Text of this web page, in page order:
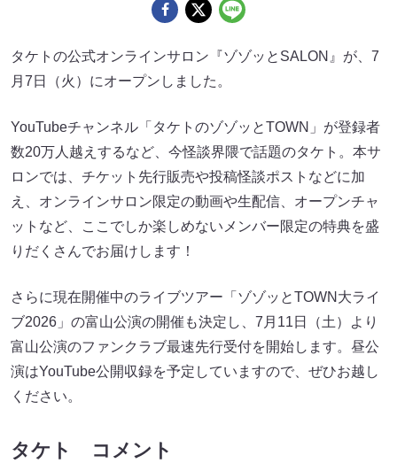
タケトの公式オンラインサロン『ゾゾッとSALON』が、7
月7日（火）にオープンしました。
YouTubeチャンネル「タケトのゾゾッとTOWN」が登録者
数20万人越えするなど、今怪談界隈で話題のタケト。本サ
ロンでは、チケット先行販売や投稿怪談ポストなどに加
え、オンラインサロン限定の動画や生配信、オープンチャ
ットなど、ここでしか楽しめないメンバー限定の特典を盛
りだくさんでお届けします！
さらに現在開催中のライブツアー「ゾゾッとTOWN大ライ
ブ2026」の富山公演の開催も決定し、7月11日（土）より
富山公演のファンクラブ最速先行受付を開始します。昼公
演はYouTube公開収録を予定していますので、ぜひお越し
ください。
タケト コメント